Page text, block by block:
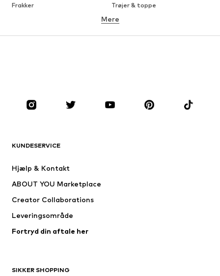
Frakker
Trøjer & toppe
Undertøj
Nederdele
Bluser & tunikaer
Tilbehør
Premium
Nyheder
Undertøj
Frakker
Badetøj
Mere
KUNDESERVICE
Hjælp & Kontakt
ABOUT YOU Marketplace
Creator Collaborations
Leveringsområde
Fortryd din aftale her
SIKKER SHOPPING